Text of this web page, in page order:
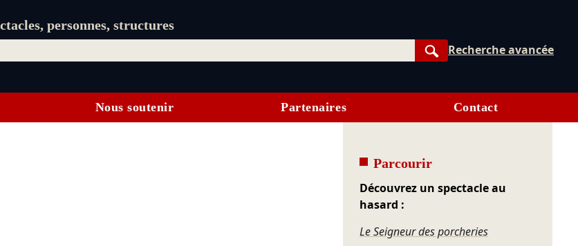
personnes, structures
Rechercher
Recherche avancée
Nous soutenir Partenaires Contact
Parcourir
Découvrez un spectacle au
hasard :
Le Seigneur des porcheries